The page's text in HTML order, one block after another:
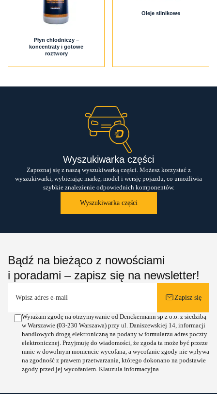
Płyn chłodniczy –
koncentraty i gotowe
roztwory
Oleje silnikowe
Wyszukiwarka części
Zapoznaj się z naszą wyszukiwarką części. Możesz korzystać z
wyszukiwarki, wybierając markę, model i wersję pojazdu, co umożliwia
szybkie znalezienie odpowiednich komponentów.
Wyszukiwarka części
Bądź na bieżąco z nowościami
i poradami – zapisz się na newsletter!
Zapisz się
Wyrażam zgodę na otrzymywanie od Denckermann sp z o.o. z siedzibą
w Warszawie (03-230 Warszawa) przy ul. Daniszewskiej 14, informacji
handlowych drogą elektroniczną na podany w formularzu adres poczty
elektronicznej. Przyjmuję do wiadomości, że zgoda ta może być przeze
mnie w dowolnym momencie wycofana, a wycofanie zgody nie wpływa
na zgodność z prawem przetwarzania, którego dokonano na podstawie
zgody przed jej wycofaniem. Klauzula informacyjna